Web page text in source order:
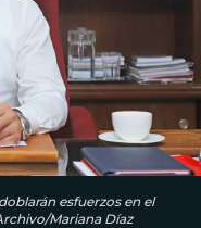
esfuerzos en el
Mariana Díaz